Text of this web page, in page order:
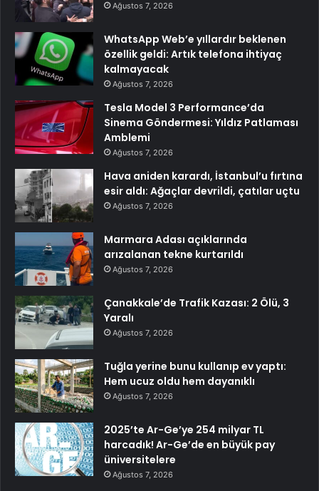
Ağustos 7, 2026
WhatsApp Web’e yıllardır beklenen
özellik geldi: Artık telefona ihtiyaç
kalmayacak
Ağustos 7, 2026
Tesla Model 3 Performance’da
Sinema Göndermesi: Yıldız Patlaması
Amblemi
Ağustos 7, 2026
Hava aniden karardı, İstanbul’u fırtına
esir aldı: Ağaçlar devrildi, çatılar uçtu
Ağustos 7, 2026
Marmara Adası açıklarında
arızalanan tekne kurtarıldı
Ağustos 7, 2026
Çanakkale’de Trafik Kazası: 2 Ölü, 3
Yaralı
Ağustos 7, 2026
Tuğla yerine bunu kullanıp ev yaptı:
Hem ucuz oldu hem dayanıklı
Ağustos 7, 2026
2025’te Ar-Ge’ye 254 milyar TL
harcadık! Ar-Ge’de en büyük pay
üniversitelere
Ağustos 7, 2026